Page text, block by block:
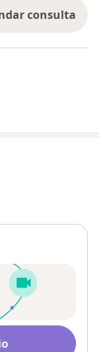
consulta